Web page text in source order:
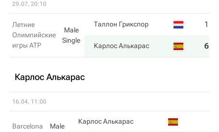
29.07, 20:10
Летние
Олимпийские
игры ATP
Male
Single
Таллон Грикспор 1
Карлос Алькарас 6
Карлос Алькарас
16.04, 11:00
Barcelona
Male
Карлос Алькарас